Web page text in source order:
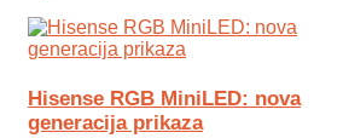
Hisense RGB MiniLED: nova
generacija prikaza